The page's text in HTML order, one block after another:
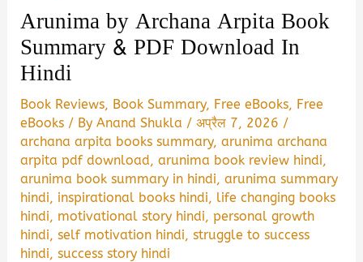
Arunima by Archana Arpita Book
Summary & PDF Download In
Hindi
Book Reviews, Book Summary, Free eBooks, Free
eBooks / ByAnand Shukla /अप्रैल 7, 2026 /
archana arpita books summary,arunima archana
arpita pdf download,arunima book review hindi,
arunima book summary in hindi,arunima summary
hindi, inspirational books hindi, life changing books
hindi, motivational story hindi,personal growth
hindi,self motivation hindi,struggle to success
hindi,success story hindi